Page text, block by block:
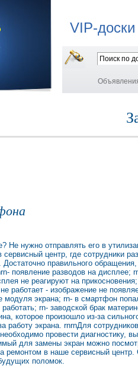
VIP-
Не нужно отправлять его в
сервисный центр, где сотрудники
Достаточно правильного
появление разводов на дисплее;
не реагируют на
работает - изображение не
экрана; rn- в смартфон
rn- заводской брак
которое произошло из-за
работу экрана. rnrnДля
провести диагностику,
для замены экран можно
в наше сервисный центр.
поломок.